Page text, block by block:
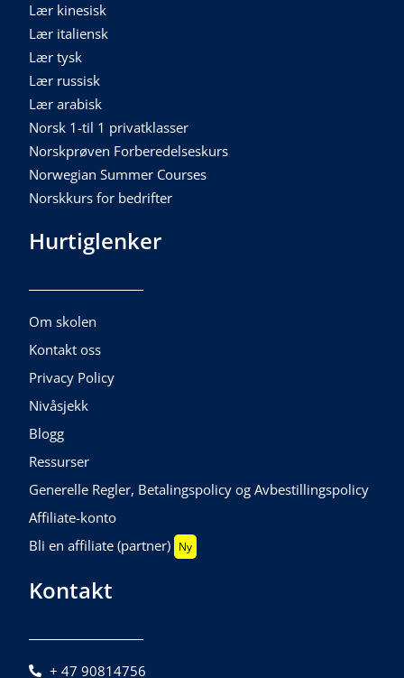
Lær kinesisk
Lær italiensk
Lær tysk
Lær russisk
Lær arabisk
Norsk 1-til 1 privatklasser
Norskprøven Forberedelseskurs
Norwegian Summer Courses
Norskkurs for bedrifter
Hurtiglenker
Om skolen
Kontakt oss
Privacy Policy
Nivåsjekk
Blogg
Ressurser
Generelle Regler, Betalingspolicy og Avbestillingspolicy
Affiliate-konto
Bli en affiliate (partner) Ny
Kontakt
+ 47 90814756